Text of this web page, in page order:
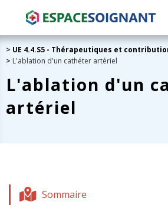
> UE 4.4.S5 - Thérapeutiques et
> L'ablation d'un cathéter artériel
L'ablation d'un
artériel
Sommaire